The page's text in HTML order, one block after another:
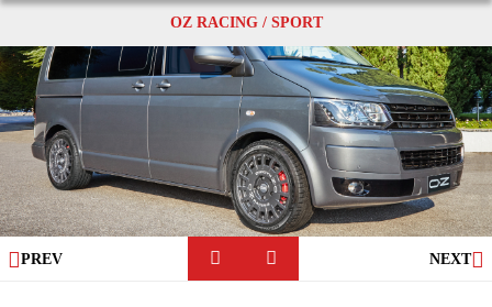
Motorbike
轮毂
画廊
意大利公司
OZ世界
OZ RACING / SPORT
PREV NEXT